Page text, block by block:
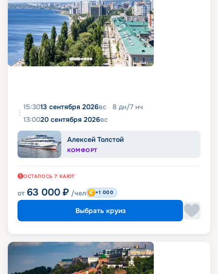
15:3013 сентября 2026вс 8 дн/7 нч
13:0020 сентября 2026вс
Алексей Толстой
КОМФОРТ
ОСТАЛОСЬ 7 КАЮТ
от 63 000 ₽ /чел +1 000
Выбрать круиз